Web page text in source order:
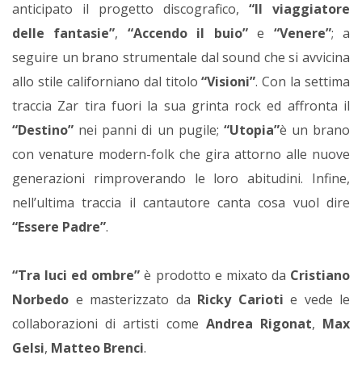
anticipato il progetto discografico, “Il viaggiatore
delle fantasie”, “Accendo il buio”e “Venere”; a
seguire un brano strumentale dal sound che si avvicina
allo stile californiano dal titolo“Visioni”. Con la settima
traccia Zar tira fuori la sua grinta rock ed affronta il
“Destino” nei panni di un pugile; “Utopia”è un brano
con venature modern-folk che gira attorno alle nuove
generazioni rimproverando le loro abitudini. Infine,
nell’ultima traccia il cantautore canta cosa vuol dire
“Essere Padre”.
“Tra luci ed ombre” è prodotto e mixato da Cristiano
Norbedo e masterizzato da Ricky Carioti e vede le
collaborazioni di artisti come Andrea Rigonat, Max
Gelsi, Matteo Brenci.